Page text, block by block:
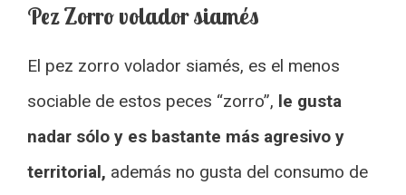
Pez Zorro volador siamés
El pez zorro volador siamés, es el menos
sociable de estos peces “zorro”, le gusta
nadar sólo y es bastante más agresivo y
territorial, además no gusta del consumo de